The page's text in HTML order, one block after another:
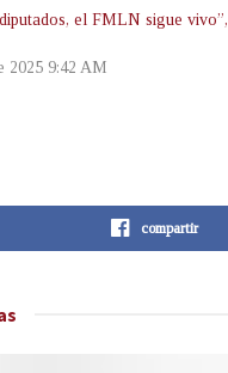
el FMLN sigue vivo”,
2025 9:42 AM
compartir